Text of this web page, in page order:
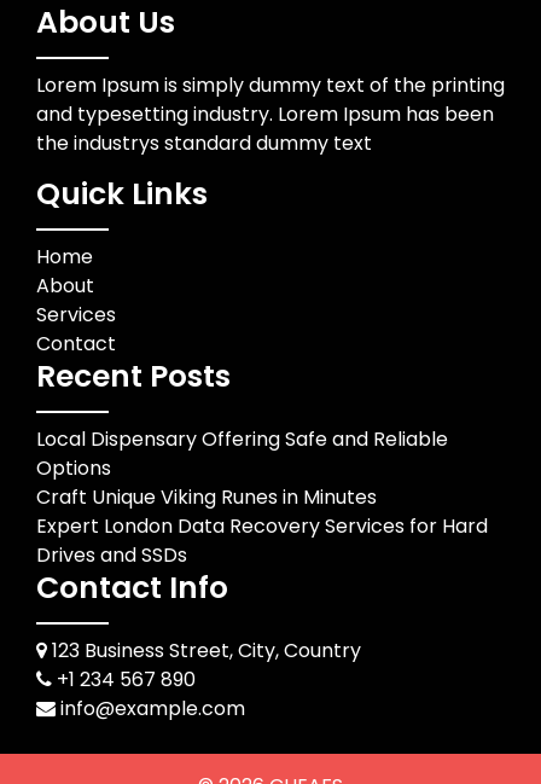
About Us
Lorem Ipsum is simply dummy text of the printing
and typesetting industry. Lorem Ipsum has been
the industrys standard dummy text
Quick Links
Home
About
Services
Contact
Recent Posts
Local Dispensary Offering Safe and Reliable
Options
Craft Unique Viking Runes in Minutes
Expert London Data Recovery Services for Hard
Drives and SSDs
Contact Info
123 Business Street, City, Country
+1 234 567 890
info@example.com